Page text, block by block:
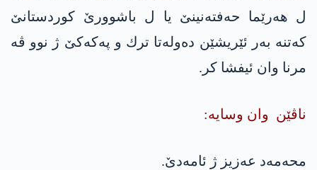
ل هه‌رێما حه‌فته‌نینێ یا ل باشوورێ كوردستانێ
كه‌تنه‌ به‌ر ئێریشێن ده‌وله‌تا ترك و په‌كه‌كێ ژ نوو ڤه‌
مرنا وان ئیفشا كر.
ناڤێن وان وسایه‌:
محه‌مه‌د عه‌زیز ژ ئامه‌دێ.